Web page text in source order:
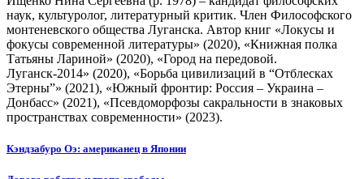
наук, культуролог, литературный критик. Член Философского
монтеневского общества Луганска. Автор книг «Локусы и
фокусы современной литературы» (2020), «Книжная полка
Татьяны Лариной» (2020), «Город на передовой.
Луганск-2014» (2020), «Борьба цивилизаций в “Отблесках
Этерны”» (2021), «Южный фронтир: Россия – Украина –
Донбасс» (2021), «Псевдоморфозы сакральности в знаковых
пространствах современности» (2023).
Навигация
по
Кэндзабуро Оэ: американец в Японии